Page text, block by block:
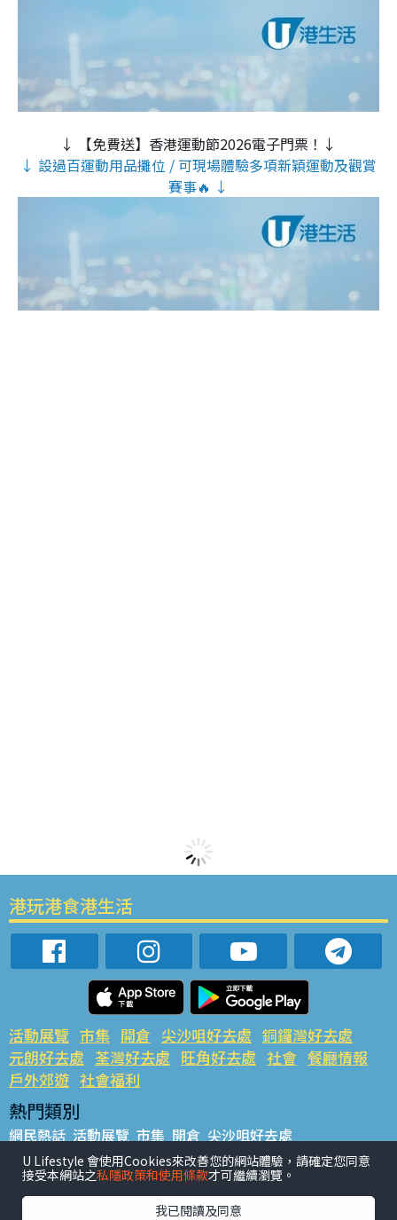
↓ 【免費送】香港運動節2026電子門票！↓
↓ 設過百運動用品攤位 / 可現場體驗多項新穎運動及觀賞
賽事🔥 ↓
港玩港食港生活
活動展覽 市集 開倉 尖沙咀好去處 銅鑼灣好去處
元朗好去處 荃灣好去處 旺角好去處 社會 餐廳情報
戶外郊遊 社會福利
熱門類別
網民熱話 活動展覽 市集 開倉 尖沙咀好去處
銅鑼灣好去處 元朗好去處 荃灣好去處 旺角好去處 社會
餐廳情報 戶外郊遊
熱門標籤
U Lifestyle 會使用Cookies來改善您的網站體驗，請確定您同意
接受本網站之私隱政策和使用條款才可繼續瀏覽。
我已閱讀及同意